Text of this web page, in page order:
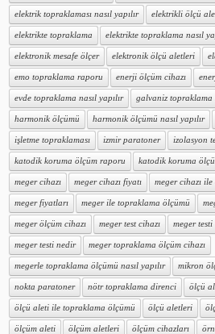
elektrik topraklaması nasıl yapılır elektrikli ölçü
elektrikte topraklama elektrikte topraklama nasıl
elektronik mesafe ölçer elektronik ölçü aletleri
emo topraklama raporu enerji ölçüm cihazı
evde topraklama nasıl yapılır galvaniz topraklama
harmonik ölçümü harmonik ölçümü nasıl yapılır
işletme topraklaması izmir paratoner izolasyon
katodik koruma ölçüm raporu katodik koruma
meger cihazı meger cihazı fiyatı meger cihazı ile
meger fiyatları meger ile topraklama ölçümü
meger ölçüm cihazı meger test cihazı meger testi
meger testi nedir meger topraklama ölçüm cihazı
megerle topraklama ölçümü nasıl yapılır mikron
nokta paratoner nötr topraklama direnci ölçü
ölçü aleti ile topraklama ölçümü ölçü aletleri
ölçüm aleti ölçüm aletleri ölçüm cihazları